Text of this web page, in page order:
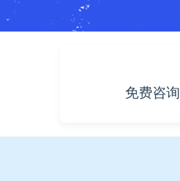
免费咨询